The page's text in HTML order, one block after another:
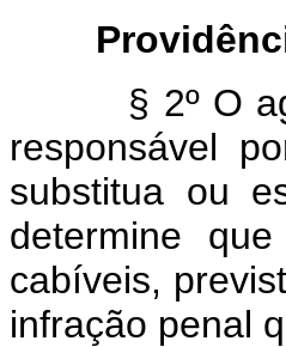
§ 2º O
responsável
substitua ou
determine
cabíveis,
infração penal